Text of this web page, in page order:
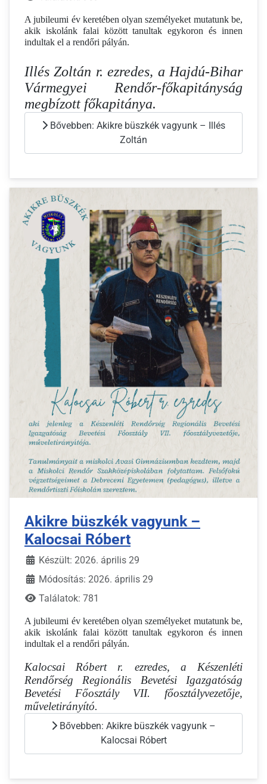
A jubileumi év keretében olyan személyeket mutatunk be,
akik iskolánk falai között tanultak egykoron és innen
indultak el a rendőri pályán.
Illés Zoltán r. ezredes, a Hajdú-Bihar
Vármegyei Rendőr-főkapitányság
megbízott főkapitánya.
Bővebben: Akikre büszkék vagyunk – Illés
Zoltán
Akikre büszkék vagyunk –
Kalocsai Róbert
Készült: 2026. április 29
Módosítás: 2026. április 29
Találatok: 781
A jubileumi év keretében olyan személyeket mutatunk be,
akik iskolánk falai között tanultak egykoron és innen
indultak el a rendőri pályán.
Kalocsai Róbert r. ezredes, a Készenléti
Rendőrség Regionális Bevetési Igazgatóság
Bevetési Főosztály VII. főosztályvezetője,
műveletirányító.
Bővebben: Akikre büszkék vagyunk –
Kalocsai Róbert